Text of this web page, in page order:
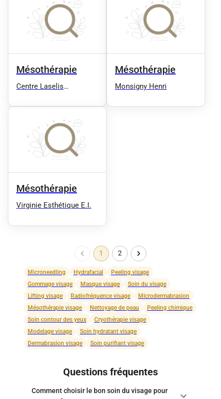
Mésothérapie
Centre Laselis
Esthétique - Epilation
Mésothérapie
Monsigny Henri
Mésothérapie
Virginie Esthétique E.I.
1 2
Microneedling Hydrafacial
Peeling visage
Gommage visage
Masque visage
Soin du visage
Lifting visage
Radiofréquence visage
Microdermabrasion
Mésothérapie visage
Nettoyage de peau
Peeling chimique
Soin contour des yeux
Cryothérapie visage
Modelage visage
Soin hydratant visage
Dermabrasion visage
Soin purifiant visage
Questions fréquentes
Comment choisir le bon soin du visage pour